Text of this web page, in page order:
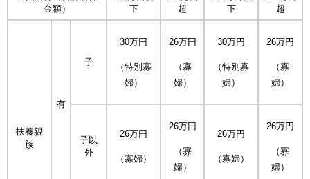
金額）
下
超
下
超
扶養親
族
有
子
30万円
（特別寡
婦）
26万円
（寡
婦）
30万円
（特別寡
婦）
26万円
（寡
婦）
子以
外
26万円
（寡婦）
26万円
（寡
婦）
26万円
（寡婦）
26万円
（寡
婦）